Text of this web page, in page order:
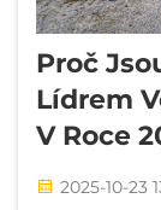
Proč
Lídrem
V Roce
2025-10-23